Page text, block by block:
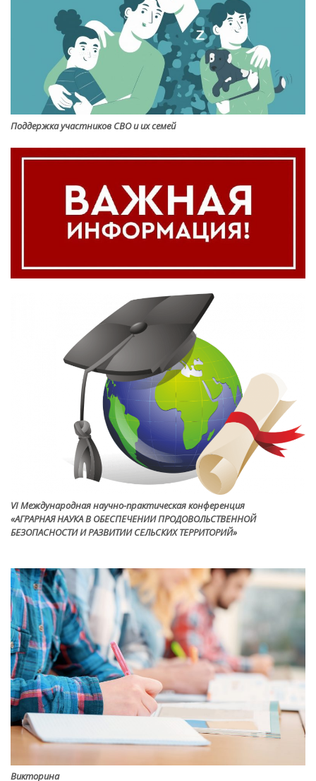
Поддержка участников СВО и их семей
VI Международная научно-практическая конференция
«АГРАРНАЯ НАУКА В ОБЕСПЕЧЕНИИ ПРОДОВОЛЬСТВЕННОЙ
БЕЗОПАСНОСТИ И РАЗВИТИИ СЕЛЬСКИХ ТЕРРИТОРИЙ»
Викторина